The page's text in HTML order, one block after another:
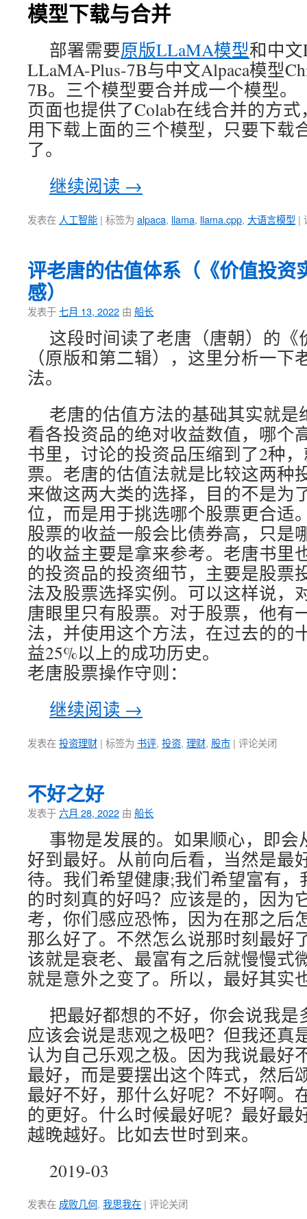
模型下载与合并
部署需要原版LLaMA模型和中文
LLaMA-Plus-7B与中文Alpaca模型
7B。三个模型要合并成一个模型。
页面也提供了Colab在线合并的方
用下载上面的三个模型，只要下载
了。
继续阅读 →
发表在 人工智能 | 标签为 alpaca, llama, llama.cpp, 大语言模型 |
评老唐的估值体系（《价值投资
感）
发表于七月 13, 2022 由 船长
这段时间读了老唐（唐朝）的
（原版和第二辑），这里分析一下
法。
老唐的估值方法的基础其实就
看各投资品的绝对收益数值，哪个
书里，讨论的投资品压缩到了2种
票。老唐的估值法就是比较这两种
来做这两大类的选择，目的不是为
位，而是用于挑选哪个股票更合适
股票的收益一般会比债券高，只是
的收益主要是拿来参考。老唐书里
的投资品的投资细节，主要是股票
法及股票选择实例。可以这样说，
唐眼里只有股票。对于股票，他有
法，并使用这个方法，在过去的的
益25%以上的成功历史。
老唐股票操作守则：
继续阅读 →
发表在投资理财 | 标签为 书评, 投资, 理财, 股市 | 评论关闭
不好之好
发表于六月 28, 2022 由 船长
事物是发展的。如果顺心，即
好到最好。从前向后看，当然是最
待。我们希望健康;我们希望富有
的时刻真的好吗？应该是的，因为
考，你们感应恐怖，因为在那之后
那么好了。不然怎么说那时刻最好
该就是衰老、最富有之后就慢慢式
就是意外之变了。所以，最好其实
把最好都想的不好，你会说我
应该会说是悲观之极吧？但我还真
认为自己乐观之极。因为我说最好
最好，而是要摆出这个阵式，然后
最好不好，那什么好呢？不好啊。
的更好。什么时候最好呢？最好最
越晚越好。比如去世时到来。
2019-03
发表在 成败几何, 我思我在 | 评论关闭